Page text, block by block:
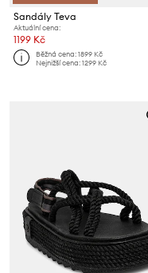
Sandály Teva
Aktuální cena:
1199 Kč
Běžná cena:1899 Kč
Nejnižší cena:1299 Kč